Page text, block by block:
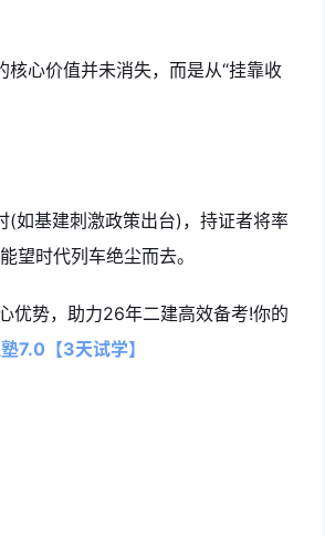
心价值并未消失，而是从“挂靠收
如基建刺激政策出台)，持证者将率
望时代列车绝尘而去。
优势，助力26年二建高效备考!你的
7.0【3天试学】